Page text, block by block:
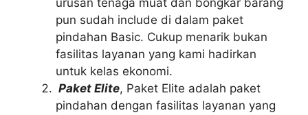
urusan tenaga muat dan bongkar barang
pun sudah include di dalam paket
pindahan Basic. Cukup menarik bukan
fasilitas layanan yang kami hadirkan
untuk kelas ekonomi.
Paket Elite, Paket Elite adalah paket
pindahan dengan fasilitas layanan yang